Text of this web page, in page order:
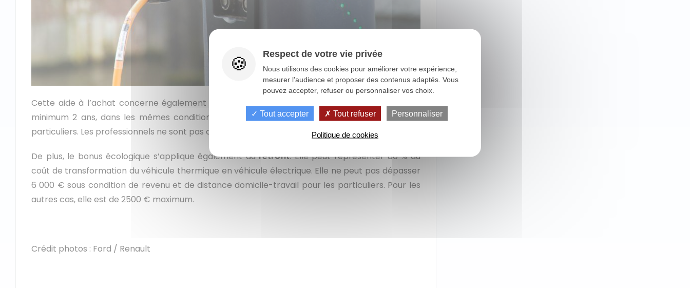
Cette aide à l’achat concerne également l’acquisition devéhicules utilitaires d’occasionde
minimum 2 ans, dans les mêmes conditions que pour un véhicule neuf, uniquement pour les
particuliers. Les professionnels ne sont pas concernés par ce bonus.
De plus, le bonus écologique s’applique également aurétrofit. Elle peut représenter 80 % du
coût de transformation du véhicule thermique en véhicule électrique. Elle ne peut pas dépasser
6 000 € sous condition de revenu et de distance domicile-travail pour les particuliers. Pour les
autres cas, elle est de 2500 € maximum.
Crédit photos : Ford / Renault
Respect de votre vie privée
Nous utilisons des cookies pour améliorer votre expérience,
mesurer l'audience et proposer des contenus adaptés. Vous
pouvez accepter, refuser ou personnaliser vos choix.
Tout accepter Tout refuser Personnaliser
Politique de cookies